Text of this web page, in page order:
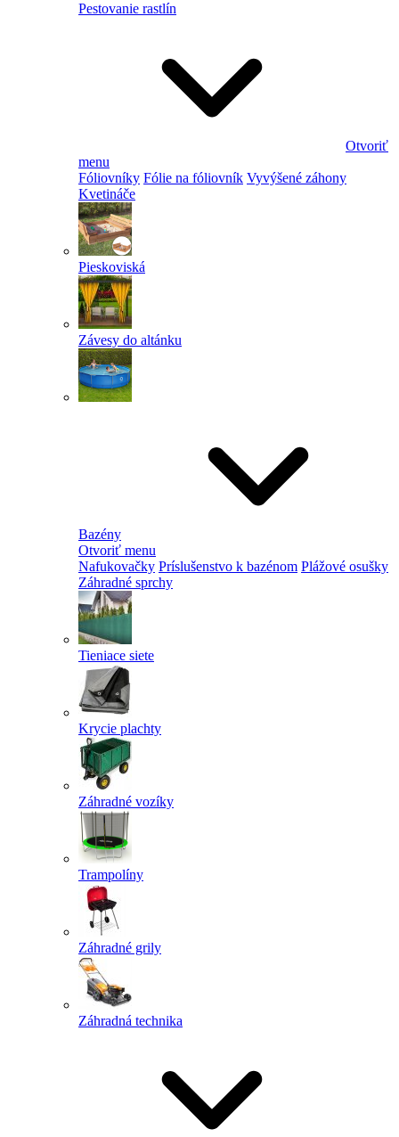
Pestovanie rastlín
Otvoriť
menu
Fóliovníky Fólie na fóliovník Vyvýšené záhony
Kvetináče
Pieskoviská
Závesy do altánku
Bazény
Otvoriť menu
Nafukovačky Príslušenstvo k bazénom Plážové osušky
Záhradné sprchy
Tieniace siete
Krycie plachty
Záhradné vozíky
Trampolíny
Záhradné grily
Záhradná technika